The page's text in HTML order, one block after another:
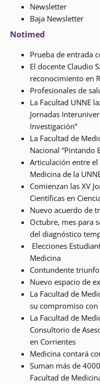
Newsletter
Baja Newsletter
Notimed
Prueba de entrada
El docente Claudio
reconocimiento en
Profesionales de
La Facultad UNNE
Jornadas
Investigación”
La Facultad de
Nacional “Pintando
Articulación entre
Medicina de la
Comienzan las XV
Científicas en
Nuevo acuerdo de
Octubre, mes para
del diagnóstico
Elecciones
Medicina
Contundente
Nuevo espacio de
La Facultad de
su compromiso
La Facultad de
Consultorio de
en Corrientes
Medicina contará
Suman más de
Facultad de